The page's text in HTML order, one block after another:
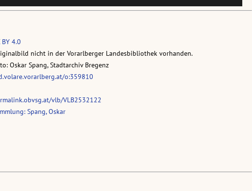
BY 4.0
nicht in der Vorarlberger Landesbibliothek vorhanden.
Oskar Spang, Stadtarchiv Bregenz
o:359810
vlb/VLB2532122
Spang, Oskar